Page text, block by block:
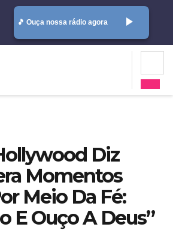
🎵 Ouça nossa rádio agora play_arrow
Diz
Momentos
Meio Da Fé:
E Ouço A Deus”